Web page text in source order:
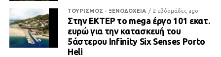
ΤΟΥΡΙΣΜΟΣ - ΞΕΝΟΔΟΧΕΙΑ 2 εβδομάδες ago
Στην ΕΚΤΕΡ το mega έργο 101 εκατ.
ευρώ για την κατασκευή του
5άστερου Infinity Six Senses Porto
Heli